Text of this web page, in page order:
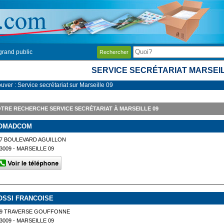
public Rechercher
SERVICE SECRÉTARIAT
: Service secrétariat sur Marseille 09
RECHERCHE SERVICE SECRÉTARIAT À MARSEILLE 09
BOULEVARD AGUILLON
- MARSEILLE 09
FRANCOISE
TRAVERSE GOUFFONNE
- MARSEILLE 09